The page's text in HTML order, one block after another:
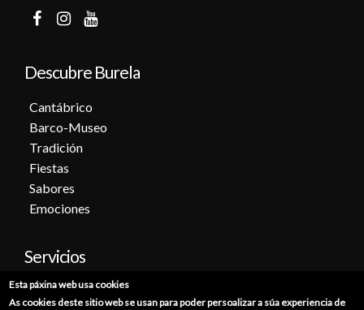
Descubre Burela
Cantábrico
Barco-Museo
Tradición
Fiestas
Sabores
Emociones
Servicios
Cita previa
Esta páxina web usa cookies
As cookies deste sitio web se usan para poder persoalizar a súa experiencia de